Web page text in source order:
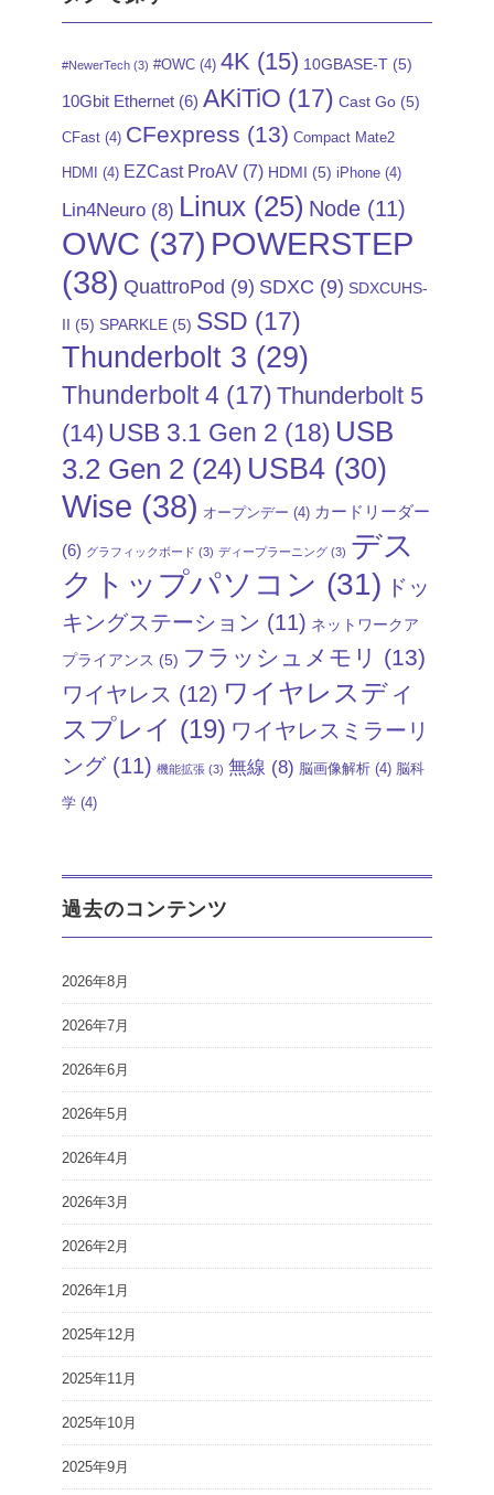
#NewerTech (3) #OWC (4) 4K (15) 10GBASE-T (5)
10Gbit Ethernet (6) AKiTiO (17) Cast Go (5)
CFast (4) CFexpress (13) Compact Mate2
HDMI (4) EZCast ProAV (7) HDMI (5) iPhone (4)
Lin4Neuro (8) Linux (25) Node (11)
OWC (37) POWERSTEP
(38) QuattroPod (9) SDXC (9) SDXCUHS-
II (5) SPARKLE (5) SSD (17)
Thunderbolt 3 (29)
Thunderbolt 4 (17) Thunderbolt 5
(14) USB 3.1 Gen 2 (18) USB
3.2 Gen 2 (24) USB4 (30)
Wise (38) オープンデー (4) カードリーダー
(6) グラフィックボード (3) ディープラーニング (3) デス
クトップパソコン (31) ドッ
キングステーション (11) ネットワークア
プライアンス (5) フラッシュメモリ (13)
ワイヤレス (12) ワイヤレスディ
スプレイ (19) ワイヤレスミラーリ
ング(11) 機能拡張 (3) 無線 (8) 脳画像解析 (4) 脳科
学 (4)
過去のコンテンツ
2026年8月
2026年7月
2026年6月
2026年5月
2026年4月
2026年3月
2026年2月
2026年1月
2025年12月
2025年11月
2025年10月
2025年9月